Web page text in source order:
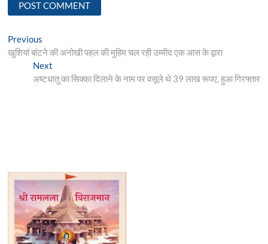
Post
navigation
Previous
post:
खुशियां बांटने की अनोखी पहल की मुहिम चल रही उम्मीद एक आस के द्वारा
NextNext
post:
अष्टधातु का सिक्का दिलाने के नाम पर वसूले थे 39 लाख रूपए, हुआ गिरफ्तार